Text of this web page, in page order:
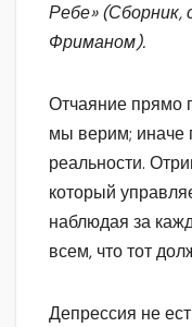
Ребе» (Сборник,
Фриманом).
Отчаяние прямо
мы верим; иначе
реальности.
который
наблюдая за
всем, что тот
Депрессия не